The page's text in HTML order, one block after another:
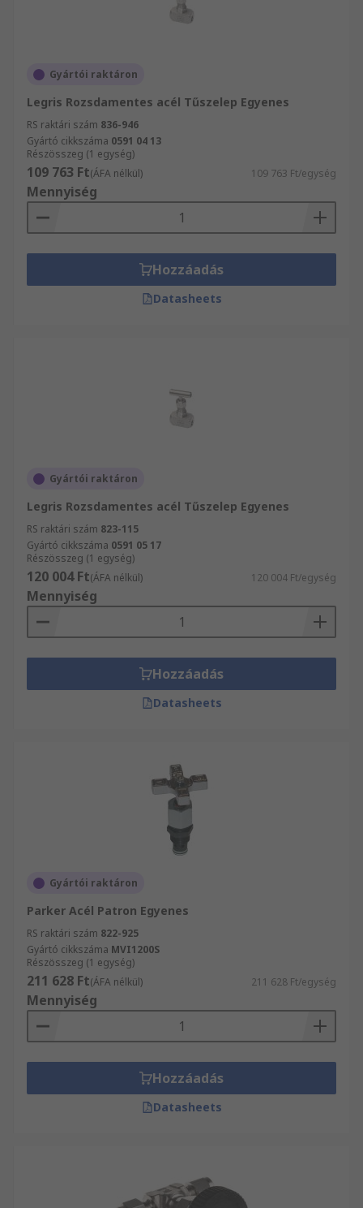
Gyártói raktáron
Legris Rozsdamentes acél Tűszelep Egyenes
RS raktári szám 836-946
Gyártó cikkszáma 0591 04 13
Részösszeg (1 egység)
109 763 Ft(ÁFA nélkül) 109 763 Ft/egység
Mennyiség
Hozzáadás
Datasheets
Gyártói raktáron
Legris Rozsdamentes acél Tűszelep Egyenes
RS raktári szám 823-115
Gyártó cikkszáma 0591 05 17
Részösszeg (1 egység)
120 004 Ft(ÁFA nélkül) 120 004 Ft/egység
Mennyiség
Hozzáadás
Datasheets
Gyártói raktáron
Parker Acél Patron Egyenes
RS raktári szám 822-925
Gyártó cikkszáma MVI1200S
Részösszeg (1 egység)
211 628 Ft(ÁFA nélkül) 211 628 Ft/egység
Mennyiség
Hozzáadás
Datasheets